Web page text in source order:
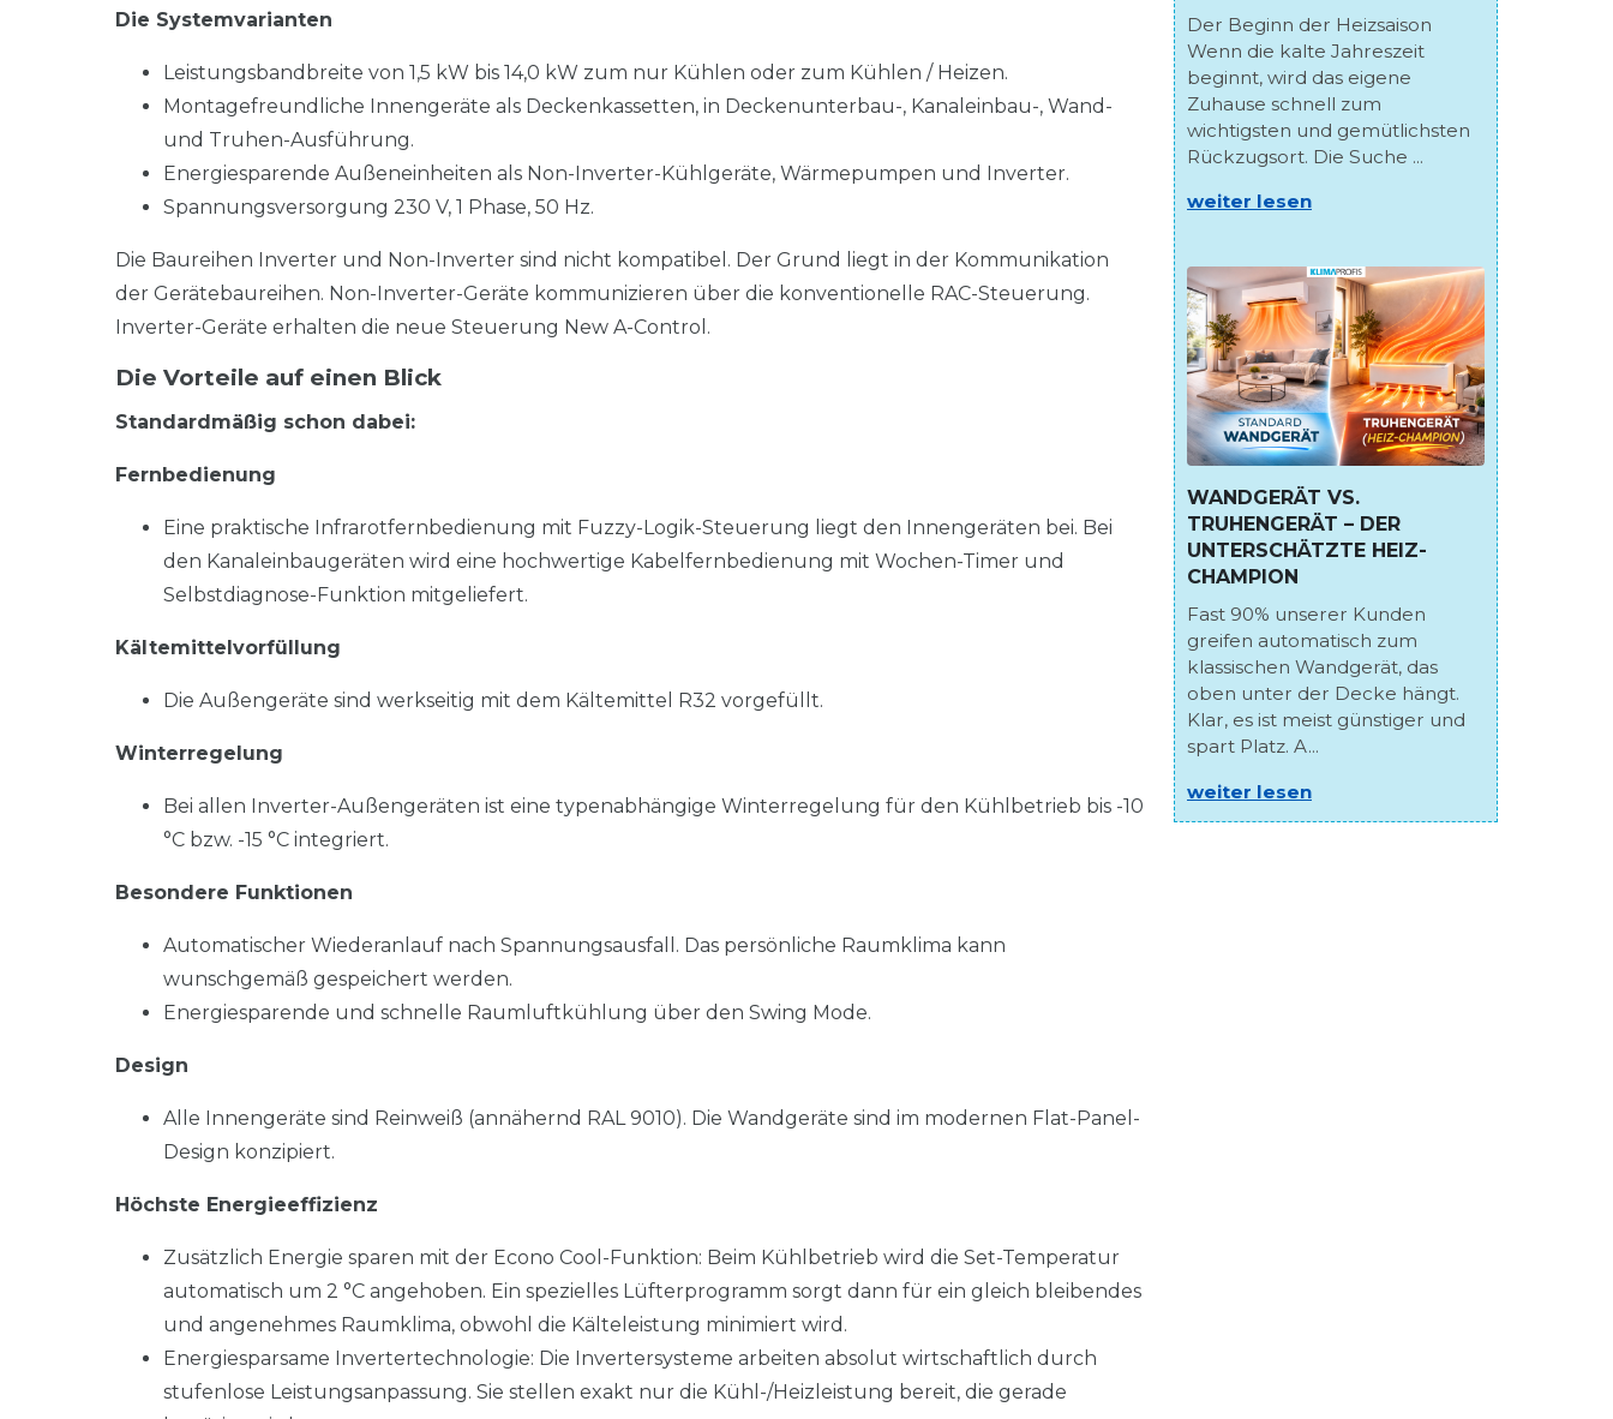
Die Systemvarianten
Leistungsbandbreite von 1,5 kW bis 14,0 kW zum nur Kühlen oder zum Kühlen / Heizen.
Montagefreundliche Innengeräte als Deckenkassetten, in Deckenunterbau-, Kanaleinbau-, Wand-
und Truhen-Ausführung.
Energiesparende Außeneinheiten als Non-Inverter-Kühlgeräte, Wärmepumpen und Inverter.
Spannungsversorgung 230 V, 1 Phase, 50 Hz.
Die Baureihen Inverter und Non-Inverter sind nicht kompatibel. Der Grund liegt in der Kommunikation
der Gerätebaureihen. Non-Inverter-Geräte kommunizieren über die konventionelle RAC-Steuerung.
Inverter-Geräte erhalten die neue Steuerung New A-Control.
Die Vorteile auf einen Blick
Standardmäßig schon dabei:
Fernbedienung
Eine praktische Infrarotfernbedienung mit Fuzzy-Logik-Steuerung liegt den Innengeräten bei. Bei
den Kanaleinbaugeräten wird eine hochwertige Kabelfernbedienung mit Wochen-Timer und
Selbstdiagnose-Funktion mitgeliefert.
Kältemittelvorfüllung
Die Außengeräte sind werkseitig mit dem Kältemittel R32 vorgefüllt.
Winterregelung
Bei allen Inverter-Außengeräten ist eine typenabhängige Winterregelung für den Kühlbetrieb bis -10
°C bzw. -15 °C integriert.
Besondere Funktionen
Automatischer Wiederanlauf nach Spannungsausfall. Das persönliche Raumklima kann
wunschgemäß gespeichert werden.
Energiesparende und schnelle Raumluftkühlung über den Swing Mode.
Design
Alle Innengeräte sind Reinweiß (annähernd RAL 9010). Die Wandgeräte sind im modernen Flat-Panel-
Design konzipiert.
Höchste Energieeffizienz
Zusätzlich Energie sparen mit der Econo Cool-Funktion: Beim Kühlbetrieb wird die Set-Temperatur
automatisch um 2 °C angehoben. Ein spezielles Lüfterprogramm sorgt dann für ein gleich bleibendes
und angenehmes Raumklima, obwohl die Kälteleistung minimiert wird.
Energiesparsame Invertertechnologie: Die Invertersysteme arbeiten absolut wirtschaftlich durch
stufenlose Leistungsanpassung. Sie stellen exakt nur die Kühl-/Heizleistung bereit, die gerade
Der Beginn der Heizsaison
Wenn die kalte Jahreszeit
beginnt, wird das eigene
Zuhause schnell zum
wichtigsten und gemütlichsten
Rückzugsort. Die Suche ...
weiter lesen
WANDGERÄT VS.
TRUHENGERÄT – DER
UNTERSCHÄTZTE HEIZ-
CHAMPION
Fast 90% unserer Kunden
greifen automatisch zum
klassischen Wandgerät, das
oben unter der Decke hängt.
Klar, es ist meist günstiger und
spart Platz. A...
weiter lesen